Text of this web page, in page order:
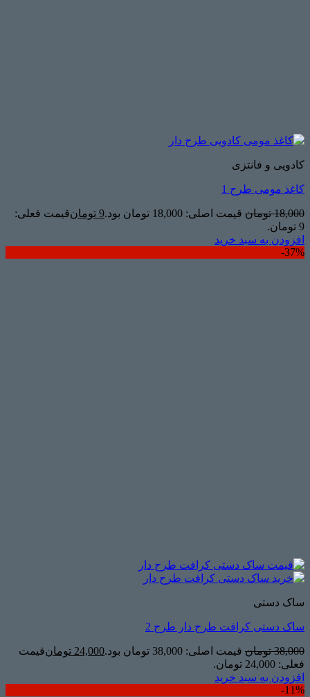
کادویی و فانتزی
کاغذ مومی طرح 1
18,000 تومان قیمت اصلی: 18,000 تومان بود. 9 تومانقیمت فعلی:
9 تومان.
افزودن به سبد خرید
37%-
ساک دستی
ساک دستی کرافت طرح دار طرح 2
38,000 تومان قیمت اصلی: 38,000 تومان بود. 24,000 تومانقیمت
فعلی: 24,000 تومان.
افزودن به سبد خرید
11%-